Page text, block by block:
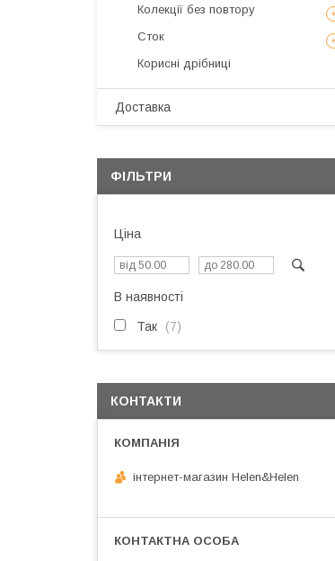
Колекції без повтору
Сток
Корисні дрібниці
Доставка
ФІЛЬТРИ
Ціна
В наявності
Так 7
КОНТАКТИ
інтернет-магазин Helen&Helen